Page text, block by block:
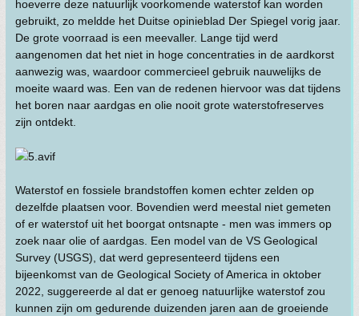
hoeverre deze natuurlijk voorkomende waterstof kan worden
gebruikt, zo meldde het Duitse opinieblad Der Spiegel vorig jaar.
De grote voorraad is een meevaller. Lange tijd werd
aangenomen dat het niet in hoge concentraties in de aardkorst
aanwezig was, waardoor commercieel gebruik nauwelijks de
moeite waard was. Een van de redenen hiervoor was dat tijdens
het boren naar aardgas en olie nooit grote waterstofreserves
zijn ontdekt.
Waterstof en fossiele brandstoffen komen echter zelden op
dezelfde plaatsen voor. Bovendien werd meestal niet gemeten
of er waterstof uit het boorgat ontsnapte - men was immers op
zoek naar olie of aardgas. Een model van de VS Geological
Survey (USGS), dat werd gepresenteerd tijdens een
bijeenkomst van de Geological Society of America in oktober
2022, suggereerde al dat er genoeg natuurlijke waterstof zou
kunnen zijn om gedurende duizenden jaren aan de groeiende